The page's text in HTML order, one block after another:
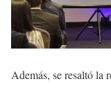
Además, se resaltó la